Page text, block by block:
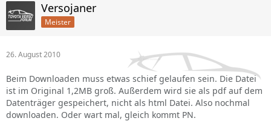
Versojaner
Meister
26. August 2010
Beim Downloaden muss etwas schief gelaufen sein. Die Datei
ist im Original 1,2MB groß. Außerdem wird sie als pdf auf dem
Datenträger gespeichert, nicht als html Datei. Also nochmal
downloaden. Oder wart mal, gleich kommt PN.